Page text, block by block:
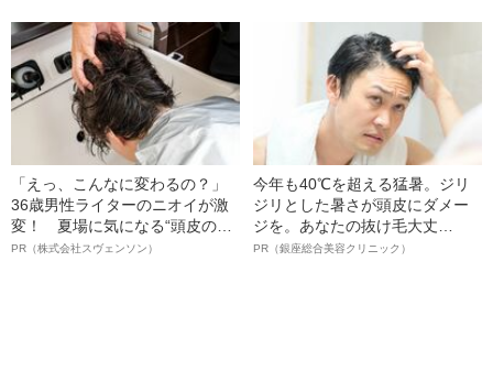
語る”《日本興収70億円突破》
「えっ、こんなに変わるの？」
36歳男性ライターのニオイが激
変！ 夏場に気になる“頭皮のニ
オイ”や“ベタつき”を解消す
PR（株式会社スヴェンソン）
今年も40℃を超える猛暑。ジリ
ジリとした暑さが頭皮にダメー
ジを。あなたの抜け毛大丈
夫！？
PR（銀座総合美容クリニック）